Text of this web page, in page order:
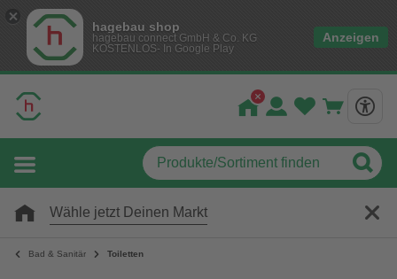
hagebau shop
hagebau connect GmbH & Co. KG
KOSTENLOS- In Google Play
Anzeigen
Wähle jetzt Deinen Markt
Bad & Sanitär Toiletten